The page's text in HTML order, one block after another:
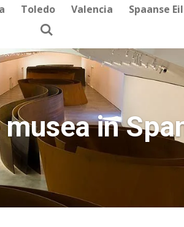
Toledo Valencia Spaanse
in